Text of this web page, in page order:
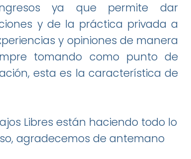
ya que permite dar
y de la práctica privada a
y opiniones de manera
tomando como punto de
esta es la característica de
Libres están haciendo todo lo
agradecemos de antemano